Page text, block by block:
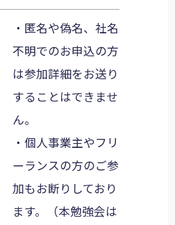
・匿名や偽名、社名
不明でのお申込の方
は参加詳細をお送り
することはできませ
ん。
・個人事業主やフリ
ーランスの方のご参
加もお断りしており
ます。（本勉強会は